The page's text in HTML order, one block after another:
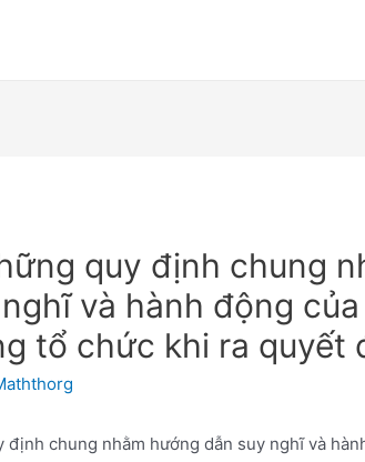
quy định chung
và hành động
tổ chức khi ra quyết
định chung nhằm hướng dẫn suy nghĩ và